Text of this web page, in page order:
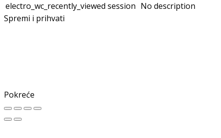
electro_wc_recently_viewed session No description
Spremi i prihvati
Pokreće